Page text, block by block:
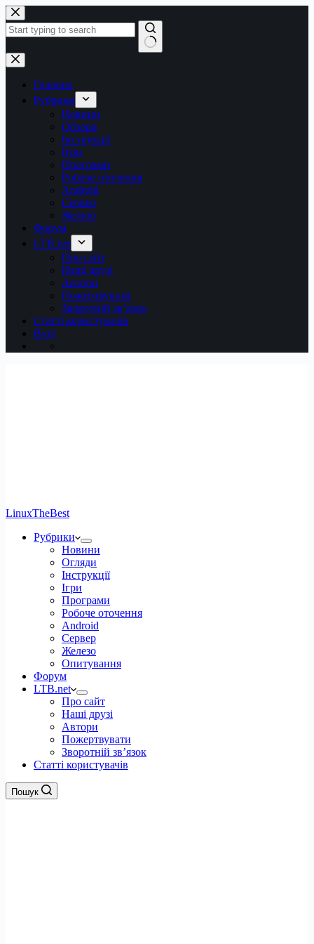
Перейти
до
вмісту
Немає
результатів
Головна
Рубрики
Новини
Обзори
Інструкції
Ігри
Програми
Робоче оточення
Android
Сервер
Железо
Форум
LTB.net
Про сайт
Наші друзі
Автори
Пожертвувати
Зворотній зв’язок
Статті користувачів
Вхід
LinuxTheBest
Рубрики
Новини
Огляди
Інструкції
Ігри
Програми
Робоче оточення
Android
Сервер
Железо
Опитування
Форум
LTB.net
Про сайт
Наші друзі
Автори
Пожертвувати
Зворотній зв’язок
Статті користувачів
Пошук